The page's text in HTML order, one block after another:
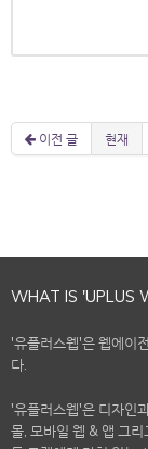
이전 글 현재
WHAT IS 'UPLUS
'유플러스웹'은 웹에이
다.
'유플러스웹'은 디자인
몰, 모바일 웹 & 앱 그